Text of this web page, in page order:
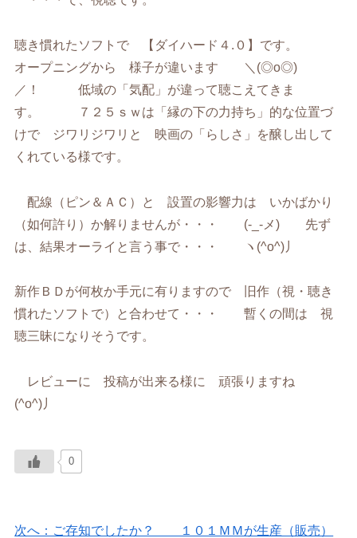
聴き慣れたソフトで 【ダイハード４.０】です。
オープニングから 様子が違います ＼(◎o◎)
／！ 低域の「気配」が違って聴こえてきま
す。 ７２５ｓｗは「縁の下の力持ち」的な位置づ
けで ジワリジワリと 映画の「らしさ」を醸し出して
くれている様です。
配線（ピン＆ＡＣ）と 設置の影響力は いかばかり
（如何許り）か解りませんが・・・ (-_-メ) 先ず
は、結果オーライと言う事で・・・ ヽ(^o^)丿
新作ＢＤが何枚か手元に有りますので 旧作（視・聴き
慣れたソフトで）と合わせて・・・ 暫くの間は 視
聴三昧になりそうです。
レビューに 投稿が出来る様に 頑張りますね
(^o^)丿
0
次へ：ご存知でしたか？ １０１ＭＭが生産（販売）